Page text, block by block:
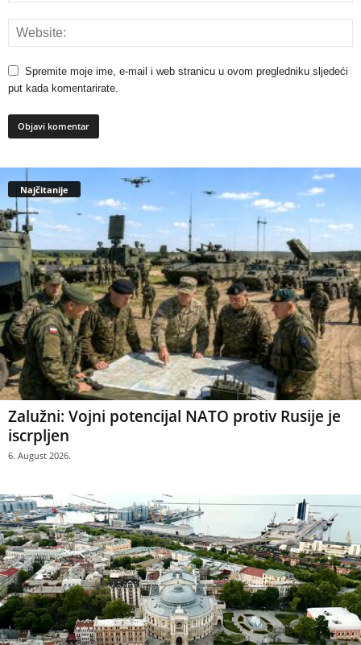
Spremite moje ime, e-mail i web stranicu u ovom pregledniku sljedeći
put kada komentarirate.
Najčitanije
Zalužni: Vojni potencijal NATO protiv Rusije je
iscrpljen
6. August 2026.